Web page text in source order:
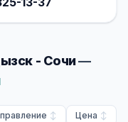
- Сочи—
Цена